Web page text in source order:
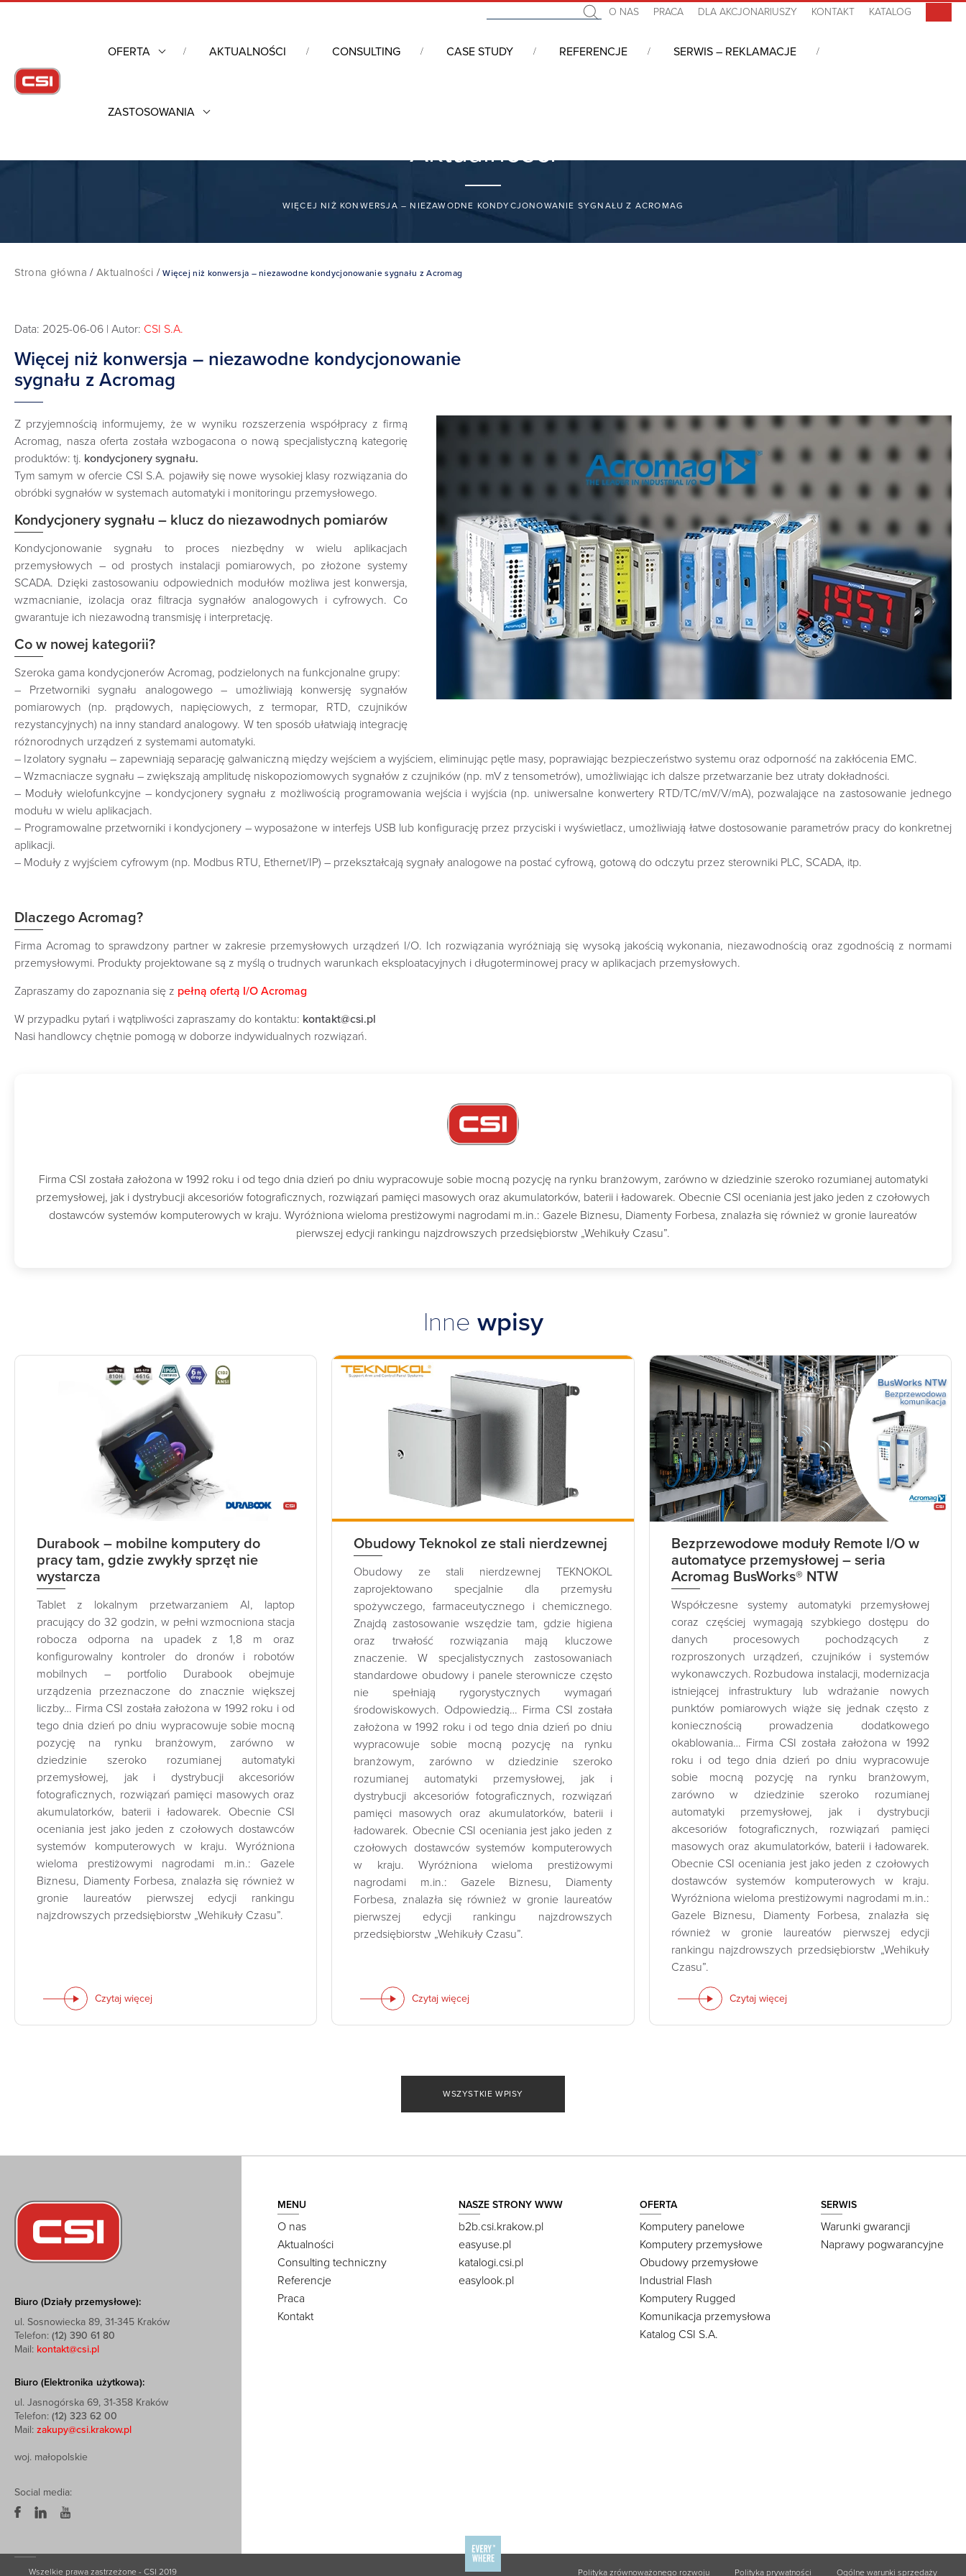
O NAS PRACA DLA AKCJONARIUSZY KONTAKT KATALOG
OFERTA AKTUALNOŚCI CONSULTING CASE STUDY REFERENCJE SERWIS – REKLAMACJE
ZASTOSOWANIA
Aktualności
WIĘCEJ NIŻ KONWERSJA – NIEZAWODNE KONDYCJONOWANIE SYGNAŁU Z ACROMAG
Strona główna / Aktualności /Więcej niż konwersja – niezawodne kondycjonowanie sygnału z Acromag
Data: 2025-06-06 | Autor: CSI S.A.
Więcej niż konwersja – niezawodne kondycjonowanie
sygnału z Acromag
Z przyjemnością informujemy, że w wyniku rozszerzenia współpracy z firmą
Acromag, nasza oferta została wzbogacona o nową specjalistyczną kategorię
produktów: tj. kondycjonery sygnału.
Tym samym w ofercie CSI S.A. pojawiły się nowe wysokiej klasy rozwiązania do
obróbki sygnałów w systemach automatyki i monitoringu przemysłowego.
Kondycjonery sygnału – klucz do niezawodnych pomiarów
Kondycjonowanie sygnału to proces niezbędny w wielu aplikacjach
przemysłowych – od prostych instalacji pomiarowych, po złożone systemy
SCADA. Dzięki zastosowaniu odpowiednich modułów możliwa jest konwersja,
wzmacnianie, izolacja oraz filtracja sygnałów analogowych i cyfrowych. Co
gwarantuje ich niezawodną transmisję i interpretację.
Co w nowej kategorii?
Szeroka gama kondycjonerów Acromag, podzielonych na funkcjonalne grupy:
– Przetworniki sygnału analogowego – umożliwiają konwersję sygnałów
pomiarowych (np. prądowych, napięciowych, z termopar, RTD, czujników
rezystancyjnych) na inny standard analogowy. W ten sposób ułatwiają integrację
różnorodnych urządzeń z systemami automatyki.
– Izolatory sygnału – zapewniają separację galwaniczną między wejściem a wyjściem, eliminując pętle masy, poprawiając bezpieczeństwo systemu oraz odporność na zakłócenia EMC.
– Wzmacniacze sygnału – zwiększają amplitudę niskopoziomowych sygnałów z czujników (np. mV z tensometrów), umożliwiając ich dalsze przetwarzanie bez utraty dokładności.
– Moduły wielofunkcyjne – kondycjonery sygnału z możliwością programowania wejścia i wyjścia (np. uniwersalne konwertery RTD/TC/mV/V/mA), pozwalające na zastosowanie jednego
modułu w wielu aplikacjach.
– Programowalne przetworniki i kondycjonery – wyposażone w interfejs USB lub konfigurację przez przyciski i wyświetlacz, umożliwiają łatwe dostosowanie parametrów pracy do konkretnej
aplikacji.
– Moduły z wyjściem cyfrowym (np. Modbus RTU, Ethernet/IP) – przekształcają sygnały analogowe na postać cyfrową, gotową do odczytu przez sterowniki PLC, SCADA, itp.
Dlaczego Acromag?
Firma Acromag to sprawdzony partner w zakresie przemysłowych urządzeń I/O. Ich rozwiązania wyróżniają się wysoką jakością wykonania, niezawodnością oraz zgodnością z normami
przemysłowymi. Produkty projektowane są z myślą o trudnych warunkach eksploatacyjnych i długoterminowej pracy w aplikacjach przemysłowych.
Zapraszamy do zapoznania się z pełną ofertą I/O Acromag
W przypadku pytań i wątpliwości zapraszamy do kontaktu: kontakt@csi.pl
Nasi handlowcy chętnie pomogą w doborze indywidualnych rozwiązań.
Firma CSI została założona w 1992 roku i od tego dnia dzień po dniu wypracowuje sobie mocną pozycję na rynku branżowym, zarówno w dziedzinie szeroko rozumianej automatyki
przemysłowej, jak i dystrybucji akcesoriów fotograficznych, rozwiązań pamięci masowych oraz akumulatorków, baterii i ładowarek. Obecnie CSI oceniania jest jako jeden z czołowych
dostawców systemów komputerowych w kraju. Wyróżniona wieloma prestiżowymi nagrodami m.in.: Gazele Biznesu, Diamenty Forbesa, znalazła się również w gronie laureatów
pierwszej edycji rankingu najzdrowszych przedsiębiorstw „Wehikuły Czasu”.
Inne wpisy
Durabook – mobilne komputery do
pracy tam, gdzie zwykły sprzęt nie
wystarcza
Tablet z lokalnym przetwarzaniem AI, laptop
pracujący do 32 godzin, w pełni wzmocniona stacja
robocza odporna na upadek z 1,8 m oraz
konfigurowalny kontroler do dronów i robotów
mobilnych – portfolio Durabook obejmuje
urządzenia przeznaczone do znacznie większej
liczby… Firma CSI została założona w 1992 roku i od
tego dnia dzień po dniu wypracowuje sobie mocną
pozycję na rynku branżowym, zarówno w
dziedzinie szeroko rozumianej automatyki
przemysłowej, jak i dystrybucji akcesoriów
fotograficznych, rozwiązań pamięci masowych oraz
akumulatorków, baterii i ładowarek. Obecnie CSI
oceniania jest jako jeden z czołowych dostawców
systemów komputerowych w kraju. Wyróżniona
wieloma prestiżowymi nagrodami m.in.: Gazele
Biznesu, Diamenty Forbesa, znalazła się również w
gronie laureatów pierwszej edycji rankingu
najzdrowszych przedsiębiorstw „Wehikuły Czasu”.
Czytaj więcej
Obudowy Teknokol ze stali nierdzewnej
Obudowy ze stali nierdzewnej TEKNOKOL
zaprojektowano specjalnie dla przemysłu
spożywczego, farmaceutycznego i chemicznego.
Znajdą zastosowanie wszędzie tam, gdzie higiena
oraz trwałość rozwiązania mają kluczowe
znaczenie. W specjalistycznych zastosowaniach
standardowe obudowy i panele sterownicze często
nie spełniają rygorystycznych wymagań
środowiskowych. Odpowiedzią… Firma CSI została
założona w 1992 roku i od tego dnia dzień po dniu
wypracowuje sobie mocną pozycję na rynku
branżowym, zarówno w dziedzinie szeroko
rozumianej automatyki przemysłowej, jak i
dystrybucji akcesoriów fotograficznych, rozwiązań
pamięci masowych oraz akumulatorków, baterii i
ładowarek. Obecnie CSI oceniania jest jako jeden z
czołowych dostawców systemów komputerowych
w kraju. Wyróżniona wieloma prestiżowymi
nagrodami m.in.: Gazele Biznesu, Diamenty
Forbesa, znalazła się również w gronie laureatów
pierwszej edycji rankingu najzdrowszych
przedsiębiorstw „Wehikuły Czasu”.
Czytaj więcej
Bezprzewodowe moduły Remote I/O w
automatyce przemysłowej – seria
Acromag BusWorks® NTW
Współczesne systemy automatyki przemysłowej
coraz częściej wymagają szybkiego dostępu do
danych procesowych pochodzących z
rozproszonych urządzeń, czujników i systemów
wykonawczych. Rozbudowa instalacji, modernizacja
istniejącej infrastruktury lub wdrażanie nowych
punktów pomiarowych wiąże się jednak często z
koniecznością prowadzenia dodatkowego
okablowania… Firma CSI została założona w 1992
roku i od tego dnia dzień po dniu wypracowuje
sobie mocną pozycję na rynku branżowym,
zarówno w dziedzinie szeroko rozumianej
automatyki przemysłowej, jak i dystrybucji
akcesoriów fotograficznych, rozwiązań pamięci
masowych oraz akumulatorków, baterii i ładowarek.
Obecnie CSI oceniania jest jako jeden z czołowych
dostawców systemów komputerowych w kraju.
Wyróżniona wieloma prestiżowymi nagrodami m.in.:
Gazele Biznesu, Diamenty Forbesa, znalazła się
również w gronie laureatów pierwszej edycji
rankingu najzdrowszych przedsiębiorstw „Wehikuły
Czasu”.
Czytaj więcej
WSZYSTKIE WPISY
Biuro (Działy przemysłowe):
ul. Sosnowiecka 89, 31-345 Kraków
Telefon: (12) 390 61 80
Mail: kontakt@csi.pl
Biuro (Elektronika użytkowa):
ul. Jasnogórska 69, 31-358 Kraków
Telefon: (12) 323 62 00
Mail: zakupy@csi.krakow.pl
woj. małopolskie
Social media:
MENU
O nas
Aktualności
Consulting techniczny
Referencje
Praca
Kontakt
NASZE STRONY WWW
b2b.csi.krakow.pl
easyuse.pl
katalogi.csi.pl
easylook.pl
OFERTA
Komputery panelowe
Komputery przemysłowe
Obudowy przemysłowe
Industrial Flash
Komputery Rugged
Komunikacja przemysłowa
Katalog CSI S.A.
SERWIS
Warunki gwarancji
Naprawy pogwarancyjne
Wszelkie prawa zastrzeżone - CSI 2019 Polityka zrównoważonego rozwoju Polityka prywatności Ogólne warunki sprzedaży